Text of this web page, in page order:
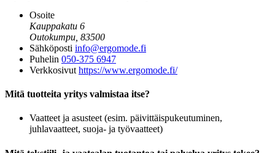
Osoite
Kauppakatu 6
Outokumpu, 83500
Sähköposti info@ergomode.fi
Puhelin 050-375 6947
Verkkosivut https://www.ergomode.fi/
Mitä tuotteita yritys valmistaa itse?
Vaatteet ja asusteet (esim. päivittäispukeutuminen,
juhlavaatteet, suoja- ja työvaatteet)